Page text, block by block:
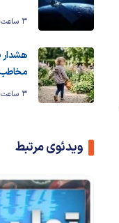
3 ساعت قبل
هشدار
مخاطب
3 ساعت قبل
ویدئوی مرتبط